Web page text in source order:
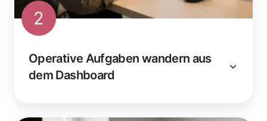
2
Operative Aufgaben wandern aus
dem Dashboard